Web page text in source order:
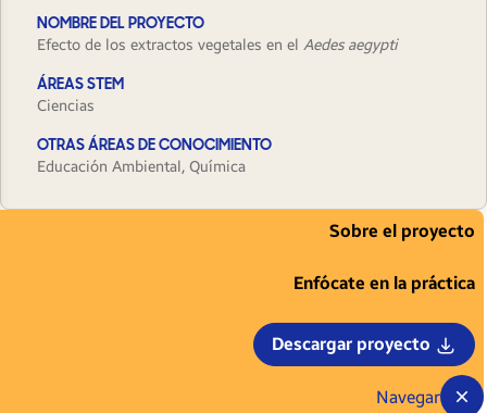
NOMBRE DEL PROYECTO
Efecto de los extractos vegetales en el Aedes aegypti
ÁREAS STEM
Ciencias
OTRAS ÁREAS DE CONOCIMIENTO
Educación Ambiental, Química
Navegar
Sobre el proyecto
Enfócate en la práctica
Descargar proyecto
Las enfermedades transmitidas por
mosquitos, como el dengue, el chikunguña y
el zika, siguen siendo relativamente comunes en
países tropicales como Brasil, Colombia y Perú. En
estos países, quienes aún no han padecido estas
enfermedades probablemente conozcan a alguien